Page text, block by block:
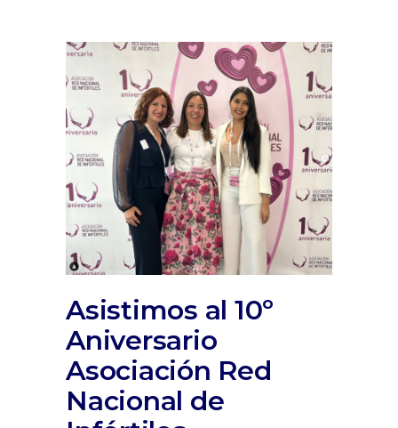
Asistimos al 10º
Aniversario
Asociación Red
Nacional de